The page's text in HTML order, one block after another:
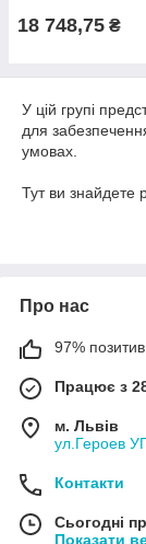
18 748,75 ₴
У цій групі
для
умовах.
Тут ви знайдете
необхідна.
Про нас
97%
Працює з
м. Львів
ул.Героев
Контакти
Сьогодні
Показати